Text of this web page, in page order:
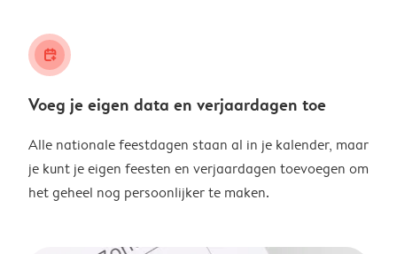
calendar_plus
Voeg je eigen data en verjaardagen toe
Alle nationale feestdagen staan al in je kalender, maar
je kunt je eigen feesten en verjaardagen toevoegen om
het geheel nog persoonlijker te maken.